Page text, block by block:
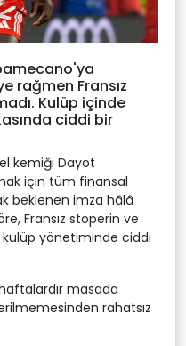
rağmen Fransız
Kulüp içinde
ciddi bir
kemiği Dayot
için tüm finansal
beklenen imza hâlâ
Fransız stoperin ve
yönetiminde ciddi
masada
rahatsız